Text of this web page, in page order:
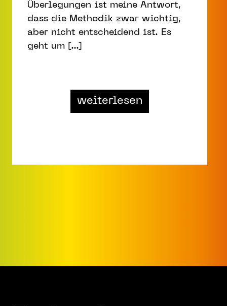
Überlegungen ist meine Antwort,
dass die Methodik zwar wichtig,
aber nicht entscheidend ist. Es
geht um [...]
weiterlesen